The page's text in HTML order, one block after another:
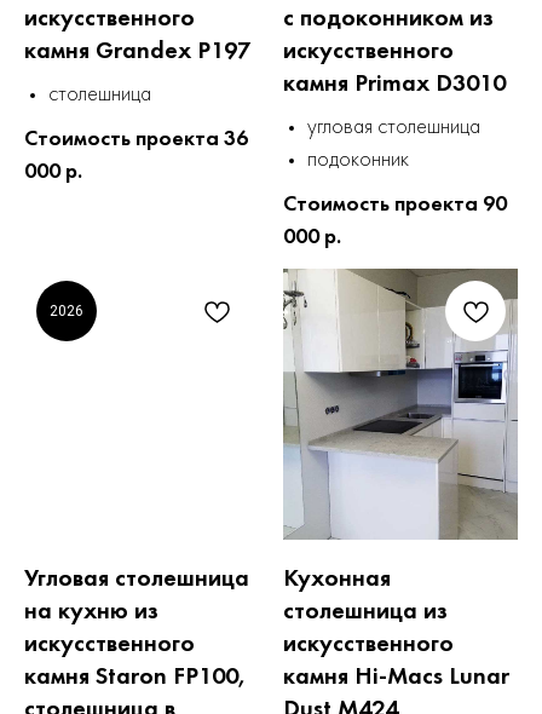
искусственного
камня Grandex P197
столешница
Стоимость проекта 36
000 р.
с подоконником из
искусственного
камня Primax D3010
угловая столешница
подоконник
Стоимость проекта 90
000 р.
2026
Угловая столешница
на кухню из
искусственного
камня Staron FP100,
Кухонная
столешница из
искусственного
камня Hi-Macs Lunar